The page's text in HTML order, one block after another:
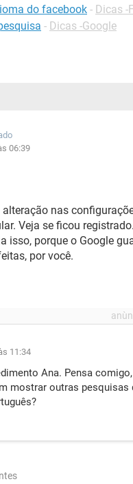
do facebook - Dicas -
- Dicas -Google
06:39
nas
Veja se ficou
isso, porque o Google
por você.
11:34
Ana. Pensa
mostrar outras pesquisas